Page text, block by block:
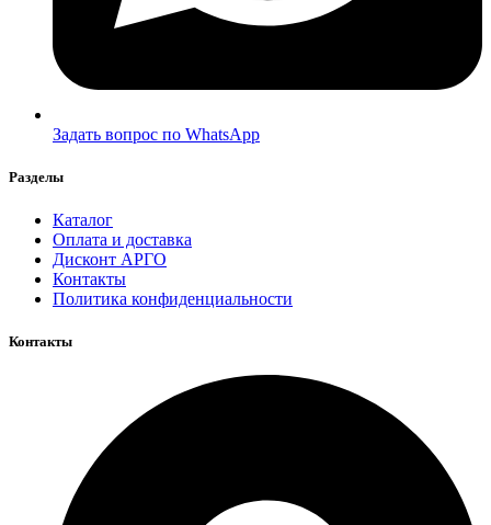
Задать вопрос по WhatsApp
Разделы
Каталог
Оплата и доставка
Дисконт АРГО
Контакты
Политика конфиденциальности
Контакты